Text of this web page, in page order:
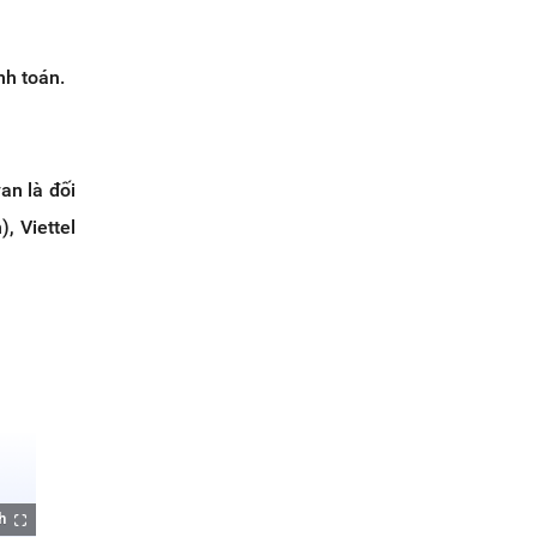
toán.
là đối
Viettel